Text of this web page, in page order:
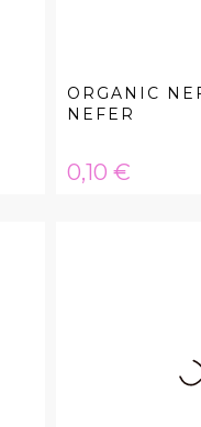
ORGANIC
NEFER
Hinta
0,10 €